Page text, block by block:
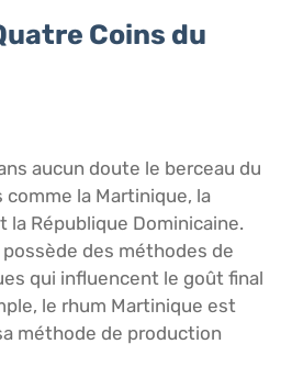
Coins du
aucun doute le berceau du
comme la Martinique, la
la République Dominicaine.
possède des méthodes de
qui influencent le goût final
le rhum Martinique est
méthode de production